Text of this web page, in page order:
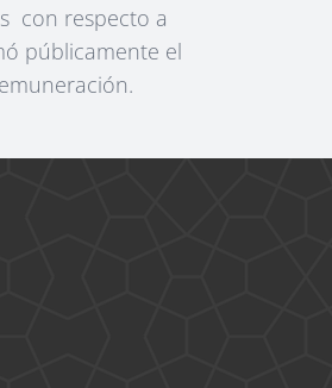
con respecto a
públicamente el